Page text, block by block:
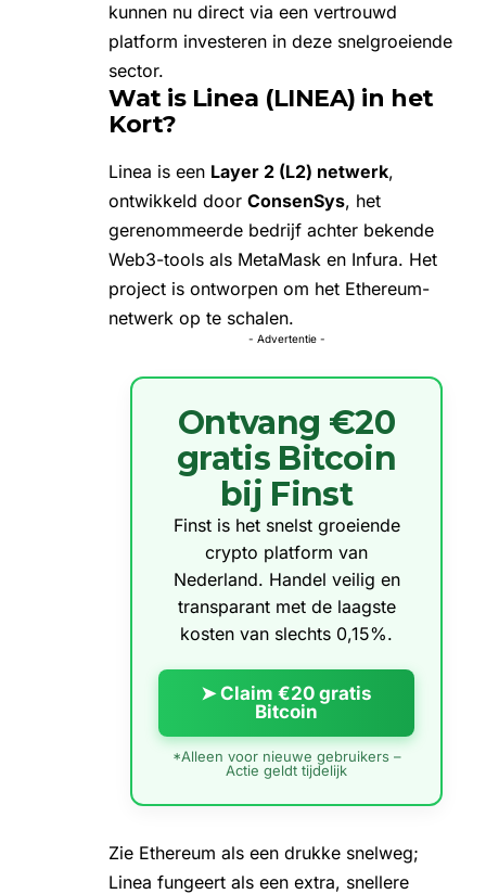
kunnen nu direct via een vertrouwd
platform investeren in deze snelgroeiende
sector.
Wat is Linea (LINEA) in het
Kort?
Linea is een Layer 2 (L2) netwerk,
ontwikkeld door ConsenSys, het
gerenommeerde bedrijf achter bekende
Web3-tools als MetaMask en Infura. Het
project is ontworpen om het Ethereum-
netwerk op te schalen.
- Advertentie -
Ontvang €20
gratis Bitcoin
bij Finst
Finst is het snelst groeiende
crypto platform van
Nederland. Handel veilig en
transparant met de laagste
kosten van slechts 0,15%.
➤ Claim €20 gratis
Bitcoin
*Alleen voor nieuwe gebruikers –
Actie geldt tijdelijk
Zie Ethereum als een drukke snelweg;
Linea fungeert als een extra, snellere